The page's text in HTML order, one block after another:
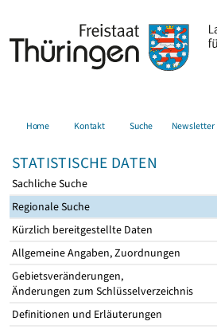
Home Kontakt Suche Newsletter
STATISTISCHE DATEN
Sachliche Suche
Regionale Suche
Kürzlich bereitgestellte Daten
Allgemeine Angaben, Zuordnungen
Gebietsveränderungen,
Änderungen zum Schlüsselverzeichnis
Definitionen und Erläuterungen